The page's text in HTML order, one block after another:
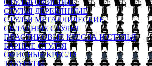
СТУЛЬЯ ОФИСНЫЕ
СТУЛЬЯ ДЕРЕВЯННЫЕ
СТУЛЬЯ МЕТАЛЛИЧЕСКИЕ
СКЛАДНЫЕ СТУЛЬЯ
ПЛАСТИКОВЫЕ КРЕСЛА И СТУЛЬЯ
БАРНЫЕ СТУЛЬЯ
ОФИСНЫЕ КРЕСЛА
ТАБУРЕТЫ